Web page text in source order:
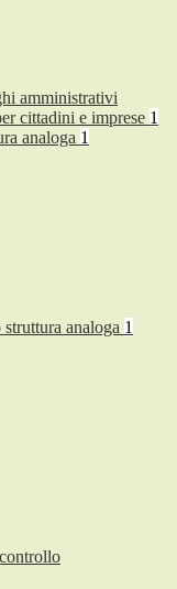
amministrativi
cittadini e imprese 1
analoga 1
analoga 1